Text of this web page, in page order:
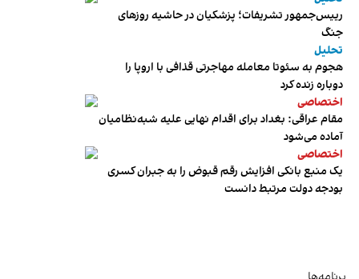
رییس‌جمهور تشریفات؛ پزشکیان در حاشیه روزهای
جنگ
تحلیل
هجوم به سئوتا معامله مهاجرتی قذافی با اروپا را
دوباره زنده کرد
اختصاصی
مقام عراقی: بغداد برای اقدام نهایی علیه شبه‌نظامیان
آماده می‌شود
اختصاصی
یک منبع بانکی افزایش رقم قبوض را به جبران کسری
بودجه دولت مرتبط دانست